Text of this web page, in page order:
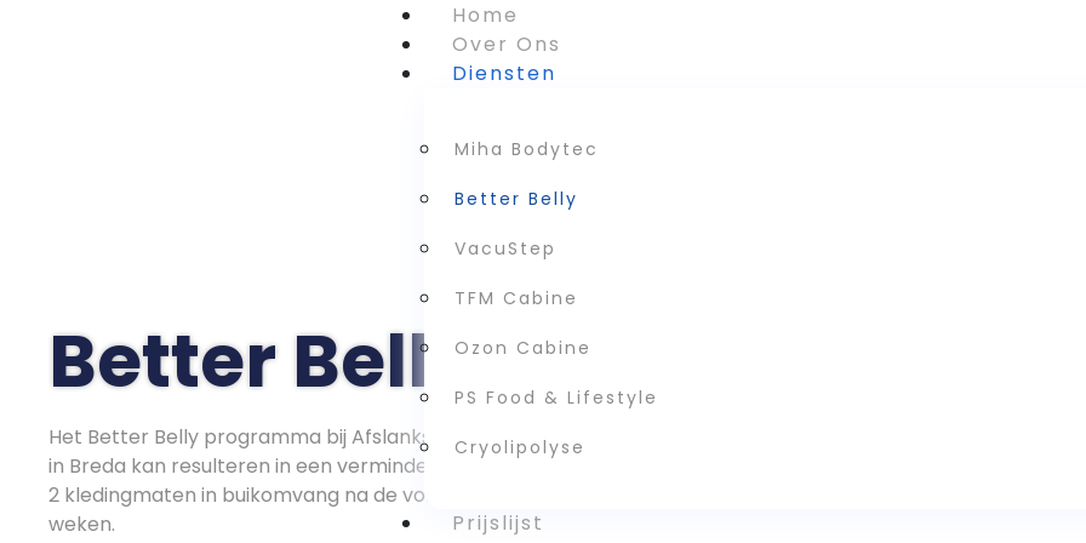
Home
Over Ons
Diensten
Miha Bodytec
Better Belly
VacuStep
TFM Cabine
Ozon Cabine
PS Food & Lifestyle
Cryolipolyse
Prijslijst
Better Belly
Het Better Belly programma bij Afslankstudio Sofia
in Breda kan resulteren in een vermindering van 1-
2 kledingmaten in buikomvang na de volledige 4
weken.